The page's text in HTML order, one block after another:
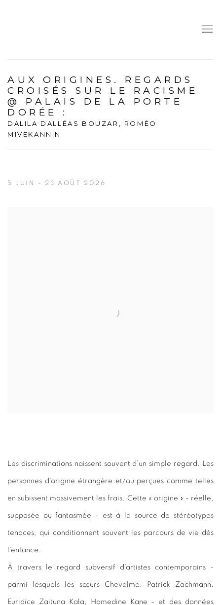
AUX ORIGINES. REGARDS
CROISÉS SUR LE RACISME
@ PALAIS DE LA PORTE
DORÉE :
DALILA DALLÉAS BOUZAR, ROMÉO
MIVEKANNIN
5 JUIN - 23 AOÛT 2026
Les discriminations naissent souvent d’un simple regard. Les
personnes d’origine étrangère et/ou perçues comme telles
en subissent massivement les frais. Cette « origine » - réelle,
supposée ou fantasmée - est à la source de stéréotypes
tenaces, qui conditionnent souvent les parcours de vie dès
l’enfance.
À travers le regard subversif d’artistes contemporains -
parmi lesquels les sœurs Chevalme, Patrick Zachmann,
Euridice Zaituna Kala, Hamedine Kane - et des données